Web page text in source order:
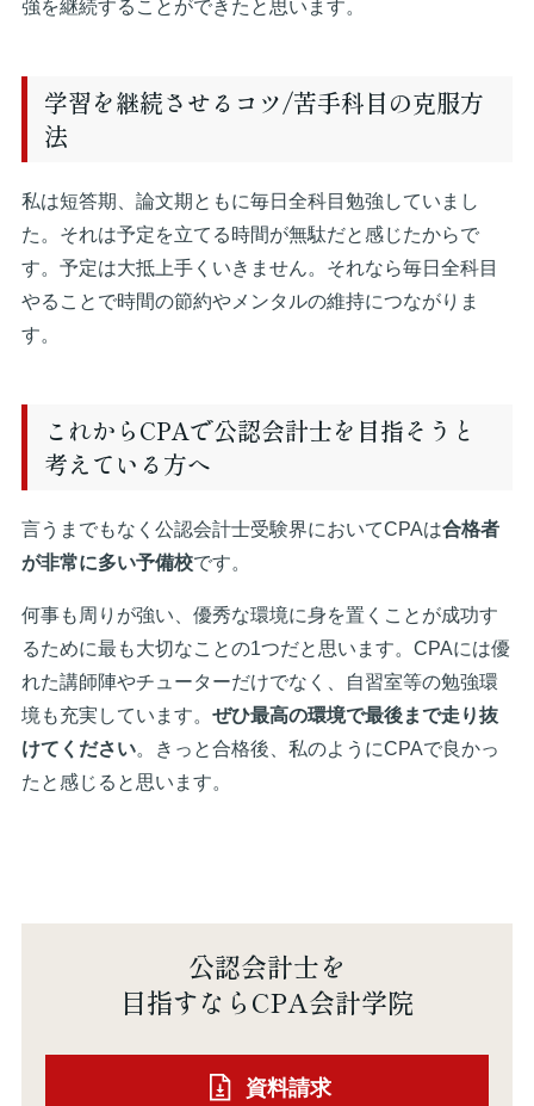
強を継続することができたと思います。
学習を継続させるコツ/苦手科目の克服方
法
私は短答期、論文期ともに毎日全科目勉強していまし
た。それは予定を立てる時間が無駄だと感じたからで
す。予定は大抵上手くいきません。それなら毎日全科目
やることで時間の節約やメンタルの維持につながりま
す。
これからCPAで公認会計士を目指そうと
考えている方へ
言うまでもなく公認会計士受験界においてCPAは合格者
が非常に多い予備校です。
何事も周りが強い、優秀な環境に身を置くことが成功す
るために最も大切なことの1つだと思います。CPAには優
れた講師陣やチューターだけでなく、自習室等の勉強環
境も充実しています。 ぜひ最高の環境で最後まで走り抜
けてください。きっと合格後、私のようにCPAで良かっ
たと感じると思います。
公認会計士を
目指すならCPA会計学院
資料請求